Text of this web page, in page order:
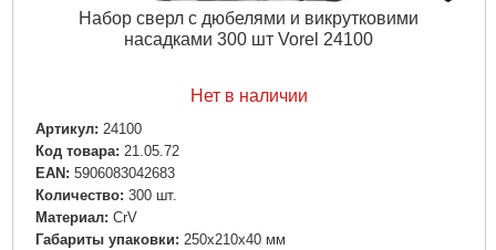
Набор сверл с дюбелями и викрутковими
насадками 300 шт Vorel 24100
Нет в наличии
Артикул: 24100
Код товара: 21.05.72
EAN: 5906083042683
Количество: 300 шт.
Материал: CrV
Габариты упаковки: 250x210x40 мм